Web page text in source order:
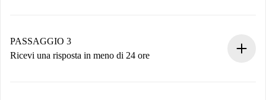
non accetta.
PASSAGGIO 3
Ricevi una risposta in meno di 24 ore